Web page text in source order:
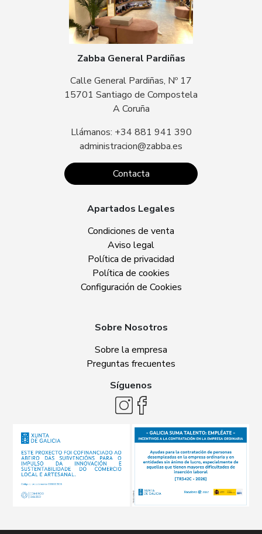
Zabba General Pardiñas
Calle General Pardiñas, Nº 17
15701 Santiago de Compostela
A Coruña
Llámanos: +34 881 941 390
administracion@zabba.es
Contacta
Apartados Legales
Condiciones de venta
Aviso legal
Política de privacidad
Política de cookies
Configuración de Cookies
Sobre Nosotros
Sobre la empresa
Preguntas frecuentes
Síguenos